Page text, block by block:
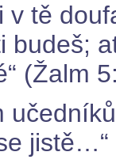
v tě
budeš;
(Žalm